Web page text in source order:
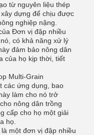
từ nguyên liệu thép
dựng để chịu được
nghiệp nặng.
Đơn vị đập nhiều
có khả năng xử lý
đảm bảo nông dân
của họ kịp thời, tiết
Multi-Grain
các ứng dụng, bao
làm cho nó trở
nông dân trồng
cấp cho họ một giải
họ.
một đơn vị đập nhiều